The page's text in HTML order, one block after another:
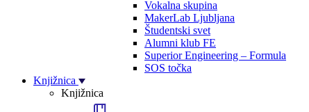
Vokalna skupina
MakerLab Ljubljana
Študentski svet
Alumni klub FE
Superior Engineering – Formula
SOS točka
Knjižnica
Knjižnica